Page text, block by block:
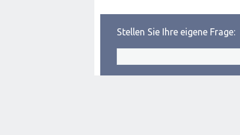
Stellen Sie Ihre eigene Frage: